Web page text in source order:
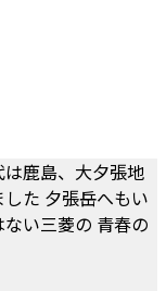
鹿島、大夕張地
た 夕張岳へもい
い三菱の 青春の